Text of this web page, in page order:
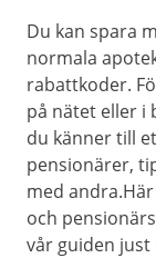
Du kan spara
normala
rabattkoder.
på nätet eller i
du känner till
pensionärer,
med
och
vår guiden just